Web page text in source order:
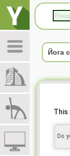
Йога
This
Do